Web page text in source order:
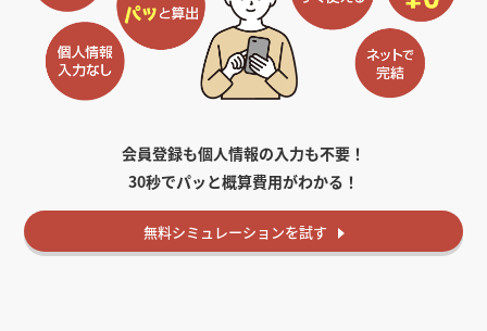
会員登録も個人情報の入力も不要！
30秒でパッと概算費用がわかる！
無料シミュレーションを試す